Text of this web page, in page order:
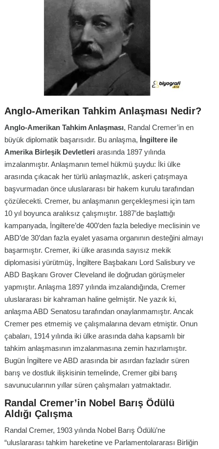
Anglo-Amerikan Tahkim Anlaşması Nedir?
Anglo-Amerikan Tahkim Anlaşması, Randal Cremer’in en
büyük diplomatik başarısıdır. Bu anlaşma, İngiltere ile
Amerika Birleşik Devletleri arasında 1897 yılında
imzalanmıştır. Anlaşmanın temel hükmü şuydu: İki ülke
arasında çıkacak her türlü anlaşmazlık, askeri çatışmaya
başvurmadan önce uluslararası bir hakem kurulu tarafından
çözülecekti. Cremer, bu anlaşmanın gerçekleşmesi için tam
10 yıl boyunca aralıksız çalışmıştır. 1887’de başlattığı
kampanyada, İngiltere’de 400’den fazla belediye meclisinin ve
ABD’de 30’dan fazla eyalet yasama organının desteğini almayı
başarmıştır. Cremer, iki ülke arasında sayısız mekik
diplomasisi yürütmüş, İngiltere Başbakanı Lord Salisbury ve
ABD Başkanı Grover Cleveland ile doğrudan görüşmeler
yapmıştır. Anlaşma 1897 yılında imzalandığında, Cremer
uluslararası bir kahraman haline gelmiştir. Ne yazık ki,
anlaşma ABD Senatosu tarafından onaylanmamıştır. Ancak
Cremer pes etmemiş ve çalışmalarına devam etmiştir. Onun
çabaları, 1914 yılında iki ülke arasında daha kapsamlı bir
tahkim anlaşmasının imzalanmasına zemin hazırlamıştır.
Bugün İngiltere ve ABD arasında bir asırdan fazladır süren
barış ve dostluk ilişkisinin temelinde, Cremer gibi barış
savunucularının yıllar süren çalışmaları yatmaktadır.
Randal Cremer’in Nobel Barış Ödülü
Aldığı Çalışma
Randal Cremer, 1903 yılında Nobel Barış Ödülü’ne
“uluslararası tahkim hareketine ve Parlamentolararası Birliğin